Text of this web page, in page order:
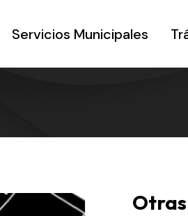
Servicios Municipales